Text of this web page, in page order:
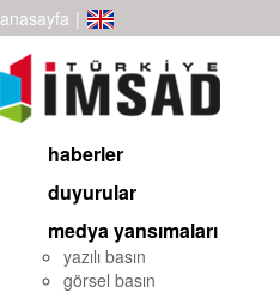
anasayfa |
haberler
duyurular
medya yansımaları
yazılı basın
görsel basın